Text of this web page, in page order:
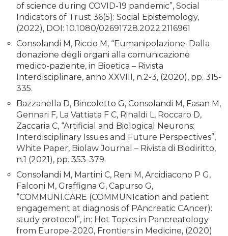
of science during COVID-19 pandemic”, Social
Indicators of Trust 36(5): Social Epistemology,
(2022), DOI: 10.1080/02691728.2022.2116961
Consolandi M, Riccio M, “Eumanipolazione. Dalla
donazione degli organi alla comunicazione
medico-paziente, in Bioetica – Rivista
Interdisciplinare, anno XXVIII, n.2-3, (2020), pp. 315-
335.
Bazzanella D, Bincoletto G, Consolandi M, Fasan M,
Gennari F, La Vattiata F C, Rinaldi L, Roccaro D,
Zaccaria C, “Artificial and Biological Neurons:
Interdisciplinary Issues and Future Perspectives”,
White Paper, Biolaw Journal – Rivista di Biodiritto,
n.1 (2021), pp. 353-379.
Consolandi M, Martini C, Reni M, Arcidiacono P G,
Falconi M, Graffigna G, Capurso G,
“COMMUNI.CARE (COMMUNIcation and patient
engagement at diagnosis of PAncreatic CAncer):
study protocol”, in: Hot Topics in Pancreatology
from Europe-2020, Frontiers in Medicine, (2020)